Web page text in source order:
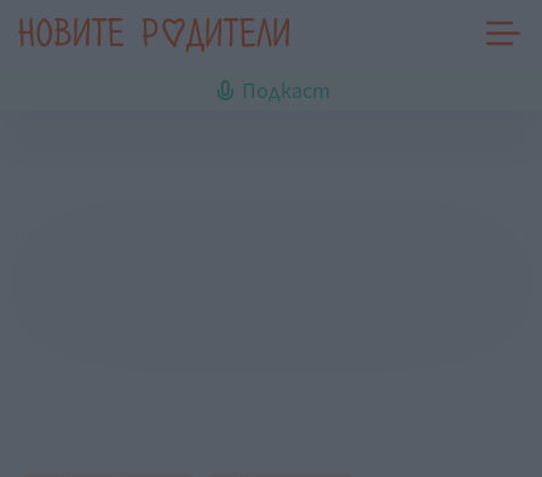
Подкаст